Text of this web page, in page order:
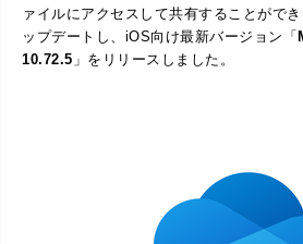
ァイルにアクセスして共有することがで
ップデートし、iOS向け最新バージョン「
10.72.5 」をリリースしました。